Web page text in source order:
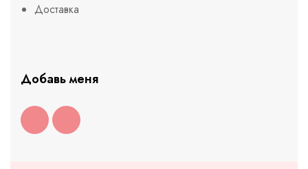
Доставка
Добавь меня